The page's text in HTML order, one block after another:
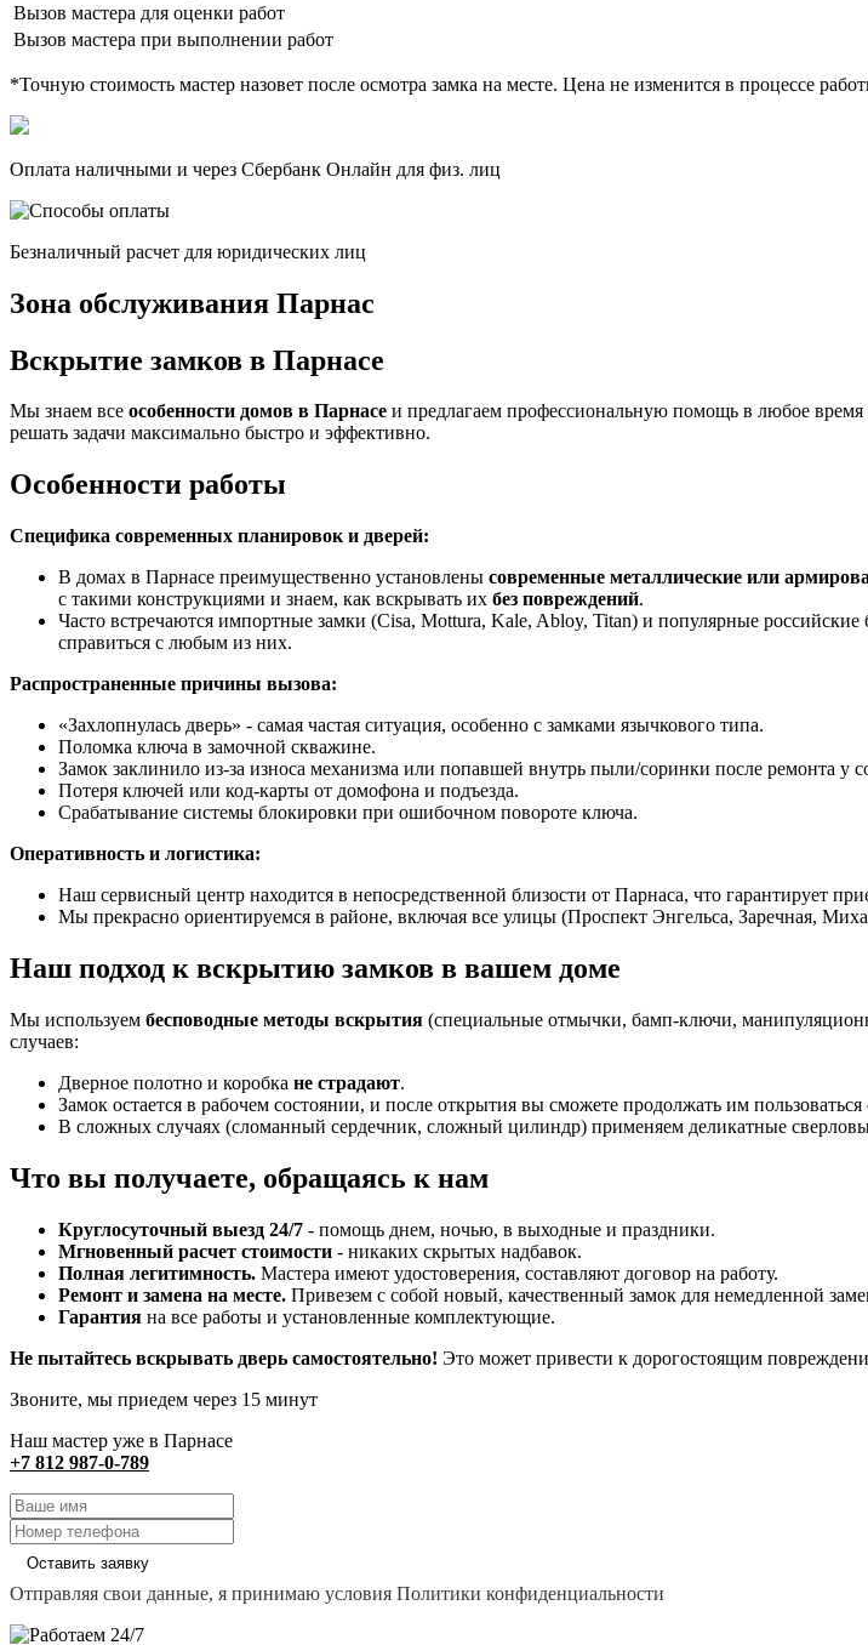
Вызов мастера для оценки работ
Вызов мастера при выполнении работ
*Точную стоимость мастер назовет после осмотра замка на месте. Цена не изменится в процессе
Оплата наличными и через Сбербанк Онлайн для физ. лиц
Безналичный расчет для юридических лиц
Зона обслуживания Парнас
Вскрытие замков в Парнасе
Мы знаем все особенности домов в Парнасе и предлагаем профессиональную помощь в любое время
решать задачи максимально быстро и эффективно.
Особенности работы
Специфика современных планировок и дверей:
В домах в Парнасе преимущественно установлены современные металлические или
с такими конструкциями и знаем, как вскрывать их без повреждений.
Часто встречаются импортные замки (Cisa, Mottura, Kale, Abloy, Titan) и популярные
справиться с любым из них.
Распространенные причины вызова:
«Захлопнулась дверь» - самая частая ситуация, особенно с замками язычкового типа.
Поломка ключа в замочной скважине.
Замок заклинило из-за износа механизма или попавшей внутрь пыли/соринки после ремонта у
Потеря ключей или код-карты от домофона и подъезда.
Срабатывание системы блокировки при ошибочном повороте ключа.
Оперативность и логистика:
Наш сервисный центр находится в непосредственной близости от Парнаса, что гарантирует
Мы прекрасно ориентируемся в районе, включая все улицы (Проспект Энгельса, Заречная,
Наш подход к вскрытию замков в вашем доме
Мы используем бесповодные методы вскрытия (специальные отмычки, бамп-ключи,
случаев:
Дверное полотно и коробка не страдают.
Замок остается в рабочем состоянии, и после открытия вы сможете продолжать им
В сложных случаях (сломанный сердечник, сложный цилиндр) применяем деликатные
Что вы получаете, обращаясь к нам
Круглосуточный выезд 24/7 - помощь днем, ночью, в выходные и праздники.
Мгновенный расчет стоимости - никаких скрытых надбавок.
Полная легитимность. Мастера имеют удостоверения, составляют договор на работу.
Ремонт и замена на месте. Привезем с собой новый, качественный замок для немедленной
Гарантия на все работы и установленные комплектующие.
Не пытайтесь вскрывать дверь самостоятельно! Это может привести к дорогостоящим
Звоните, мы приедем через 15 минут
Наш мастер уже в Парнасе
+7 812 987-0-789
Оставить заявку
Отправляя свои данные, я принимаю условия Политики конфиденциальности